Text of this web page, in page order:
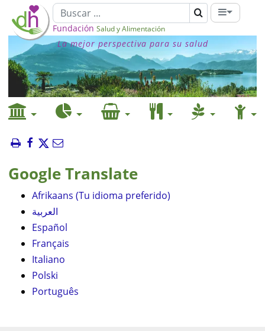
Fundación Salud y Alimentación
La mejor perspectiva para su salud
Google Translate
Afrikaans (Tu idioma preferido)
العربية
Español
Français
Italiano
Polski
Português